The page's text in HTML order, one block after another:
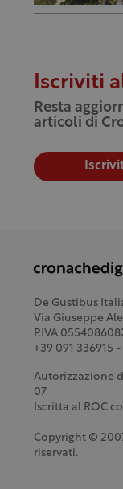
Iscriviti
Resta
articoli di
De Gustibus
Via Giuseppe
P.IVA
+39 091 336915
Autorizzazione
07
Iscritta al ROC
Copyright ©
riservati.